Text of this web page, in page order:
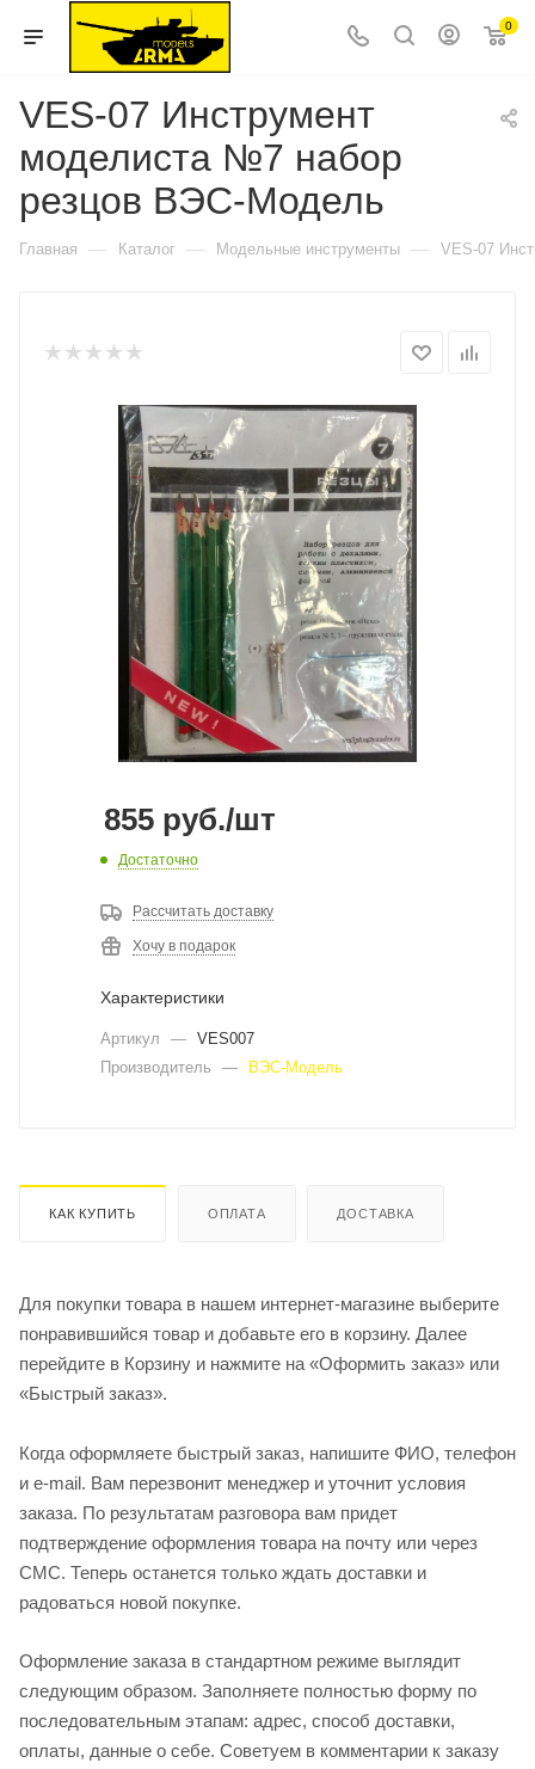
0
VES-07 Инструмент
моделиста №7 набор
резцов ВЭС-Модель
Главная — Каталог — Модельные инструменты — VES-07
855 руб./шт
Достаточно
Рассчитать доставку
Хочу в подарок
Характеристики
Артикул — VES007
Производитель
— ВЭС-Модель
КАК КУПИТЬ ОПЛАТА ДОСТАВКА
Для покупки товара в нашем интернет-магазине выберите
понравившийся товар и добавьте его в корзину. Далее
перейдите в Корзину и нажмите на «Оформить заказ» или
«Быстрый заказ».
Когда оформляете быстрый заказ, напишите ФИО, телефон
и e-mail. Вам перезвонит менеджер и уточнит условия
заказа. По результатам разговора вам придет
подтверждение оформления товара на почту или через
СМС. Теперь останется только ждать доставки и
радоваться новой покупке.
Оформление заказа в стандартном режиме выглядит
следующим образом. Заполняете полностью форму по
последовательным этапам: адрес, способ доставки,
оплаты, данные о себе. Советуем в комментарии к заказу